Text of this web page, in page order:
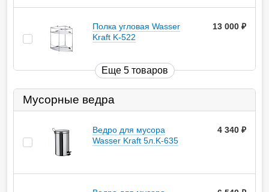
Полка угловая Wasser
Kraft K-522
13 000
Еще 5 товаров
Мусорные ведра
Ведро для мусора
Wasser Kraft 5л.K-635
4 340